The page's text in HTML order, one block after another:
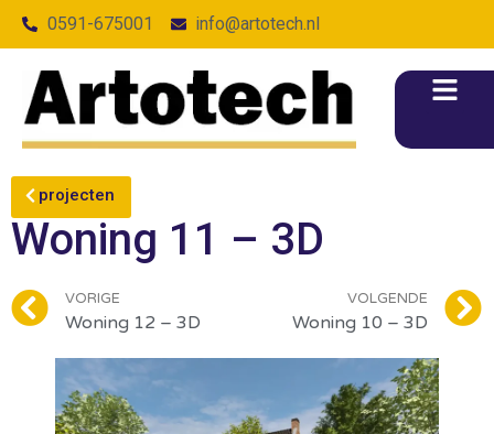
0591-675001 info@artotech.nl
projecten
Woning 11 – 3D
VORIGE
Woning 12 – 3D
VOLGENDE
Woning 10 – 3D